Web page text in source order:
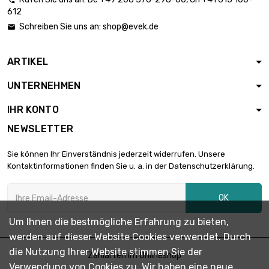
Durchmesser :
4.222,36 €
Länge : 1 Meter x 2
Durchmesser :
st/pc
8mm
Durchmesser :
Länge : 1 Meter
Durchmesser :
10mm
1.796,66 €
612
 Schreiben Sie uns an: shop@evek.de
ARTIKEL
UNTERNEHMEN
IHR KONTO
NEWSLETTER
Sie können Ihr Einverständnis jederzeit widerrufen. Unsere
Kontaktinformationen finden Sie u. a. in der Datenschutzerklärung.
OK
Zahlarten im Onlineshop
Um Ihnen die bestmögliche Erfahrung zu bieten,
werden auf dieser Website Cookies verwendet. Durch
die Nutzung Ihrer Website stimmen Sie der